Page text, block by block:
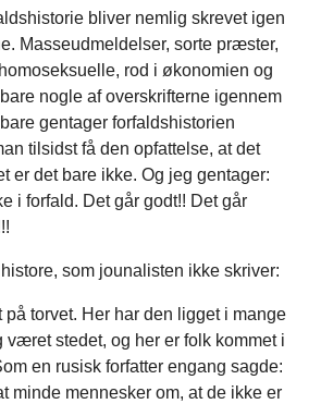
bliver nemlig skrevet igen
Masseudmeldelser, sorte præster,
rod i økonomien og
nogle af overskrifterne igennem
gentager forfaldshistorien
tilsidst få den opfattelse, at det
er det bare ikke. Og jeg gentager:
i forfald. Det går godt!! Det går
som jounalisten ikke skriver:
på torvet. Her har den ligget i mange
været stedet, og her er folk kommet i
en rusisk forfatter engang sagde:
minde mennesker om, at de ikke er